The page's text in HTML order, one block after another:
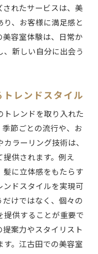
されたサービスは、美
、お客様に満足感と
美容室体験は、日常か
、新しい自分に出会う
レンドスタイル
トレンドを取り入れた
節ごとの流行や、お
ラーリング技術は、
供されます。例え
髪に立体感をもたらす
ンドスタイルを実現可
けではなく、個々の
提供することが重要で
案力やスタイリスト
す。江古田での美容室